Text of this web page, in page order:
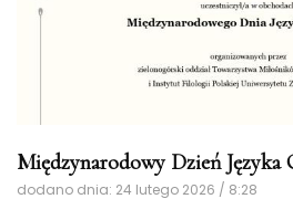
Międzynarodowy Dzień Języka
dodano dnia: 24 lutego 2026 / 8:28